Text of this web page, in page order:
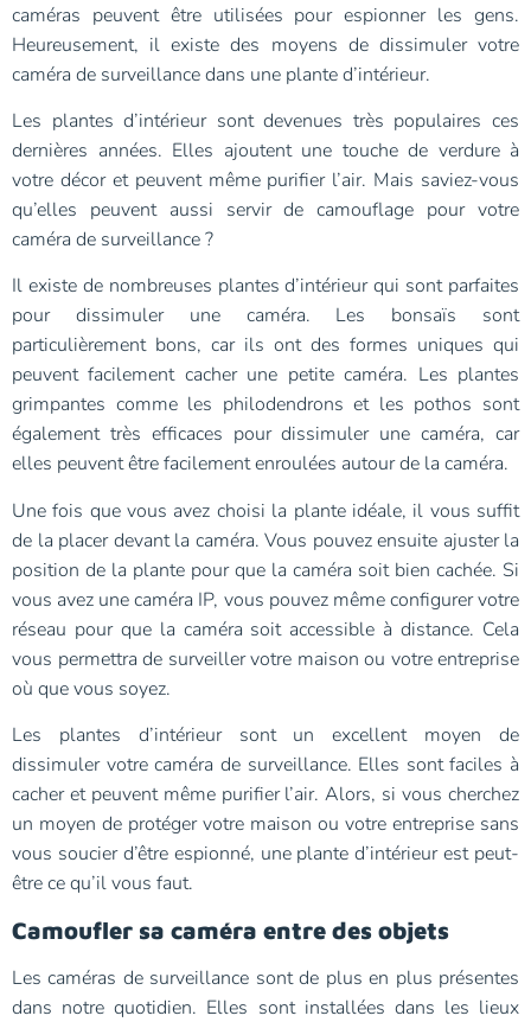
caméras peuvent être utilisées pour espionner les gens.
Heureusement, il existe des moyens de dissimuler votre
caméra de surveillance dans une plante d’intérieur.
Les plantes d’intérieur sont devenues très populaires ces
dernières années. Elles ajoutent une touche de verdure à
votre décor et peuvent même purifier l’air. Mais saviez-vous
qu’elles peuvent aussi servir de camouflage pour votre
caméra de surveillance ?
Il existe de nombreuses plantes d’intérieur qui sont parfaites
pour dissimuler une caméra. Les bonsaïs sont
particulièrement bons, car ils ont des formes uniques qui
peuvent facilement cacher une petite caméra. Les plantes
grimpantes comme les philodendrons et les pothos sont
également très efficaces pour dissimuler une caméra, car
elles peuvent être facilement enroulées autour de la caméra.
Une fois que vous avez choisi la plante idéale, il vous suffit
de la placer devant la caméra. Vous pouvez ensuite ajuster la
position de la plante pour que la caméra soit bien cachée. Si
vous avez une caméra IP, vous pouvez même configurer votre
réseau pour que la caméra soit accessible à distance. Cela
vous permettra de surveiller votre maison ou votre entreprise
où que vous soyez.
Les plantes d’intérieur sont un excellent moyen de
dissimuler votre caméra de surveillance. Elles sont faciles à
cacher et peuvent même purifier l’air. Alors, si vous cherchez
un moyen de protéger votre maison ou votre entreprise sans
vous soucier d’être espionné, une plante d’intérieur est peut-
être ce qu’il vous faut.
Camoufler sa caméra entre des objets
Les caméras de surveillance sont de plus en plus présentes
dans notre quotidien. Elles sont installées dans les lieux